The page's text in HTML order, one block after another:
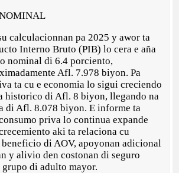
calculacionnan pa 2025 y awor ta
Interno Bruto (PIB) lo cera e aña
nominal di 6.4 porciento,
Afl. 7.978 biyon. Pa
ta cu e economia lo sigui creciendo
historico di Afl. 8 biyon, llegando na
di Afl. 8.078 biyon. E informe ta
priva lo continua expande
aki ta relaciona cu
beneficio di AOV, apoyonan adicional
y alivio den costonan di seguro
di adulto mayor.